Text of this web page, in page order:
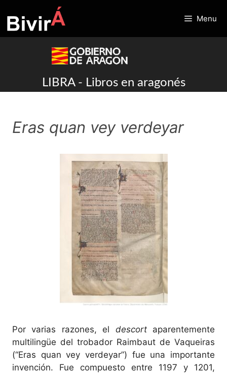
to
content
Menu
LIBRA - Libros en aragonés
Eras quan vey verdeyar
Por varias razones, el descortaparentemente
multilingüe del trobador Raimbaut de Vaqueiras
(“Eras quan vey verdeyar”) fue una importante
invención. Fue compuesto entre 1197 y 1201,